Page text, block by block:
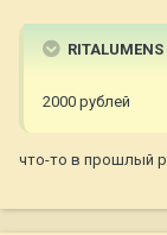
2000 рублей
что-то в прошлый